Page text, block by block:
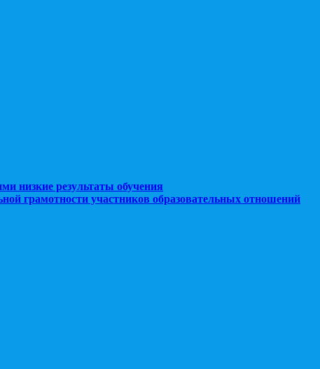
низкие результаты обучения
грамотности участников образовательных отношений